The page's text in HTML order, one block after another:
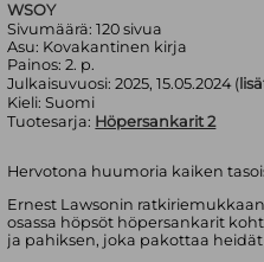
WSOY
Sivumäärä:120 sivua
Asu: Kovakantinen kirja
Painos:2. p.
Julkaisuvuosi:2025, 15.05.2024 (
Kieli:Suomi
Tuotesarja: Höpersankarit 2
Hervotona huumoria kaiken
Ernest Lawsonin
osassa höpsöt höpersankarit
ja pahiksen, joka pakottaa